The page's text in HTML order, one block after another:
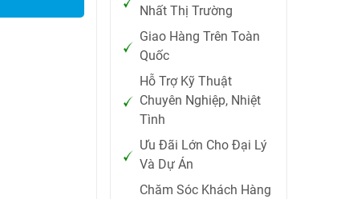
Nhất Thị Trường
Giao Hàng Trên Toàn
Quốc
Hỗ Trợ Kỹ Thuật
Chuyên Nghiệp, Nhiệt
Tình
Ưu Đãi Lớn Cho Đại Lý
Và Dự Án
Chăm Sóc Khách Hàng